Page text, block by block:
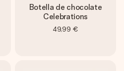
Botella de chocolate
Celebrations
49,99 €